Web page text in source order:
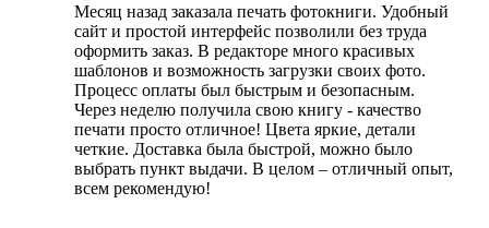
Месяц назад заказала печать фотокниги. Удобный
сайт и простой интерфейс позволили без труда
оформить заказ. В редакторе много красивых
шаблонов и возможность загрузки своих фото.
Процесс оплаты был быстрым и безопасным.
Через неделю получила свою книгу - качество
печати просто отличное! Цвета яркие, детали
четкие. Доставка была быстрой, можно было
выбрать пункт выдачи. В целом – отличный опыт,
всем рекомендую!